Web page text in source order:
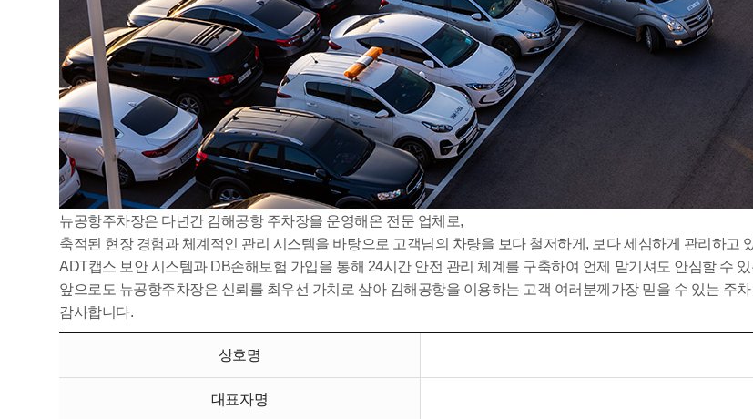
뉴공항주차장은 다년간 김해공항 주차장을 운영해온 전문 업체로,
축적된 현장 경험과 체계적인 관리 시스템을 바탕으로 고객님의 차량을 보다 철저하게, 보다 세심하게 관리하고
ADT캡스 보안 시스템과 DB손해보험 가입을 통해 24시간 안전 관리 체계를 구축하여 언제 맡기셔도 안심할 수
앞으로도 뉴공항주차장은 신뢰를 최우선 가치로 삼아 김해공항을 이용하는 고객 여러분께가장 믿을 수 있는 주
감사합니다.
상호명
대표자명